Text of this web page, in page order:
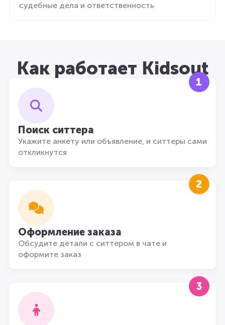
судебные дела и ответственность
Как работает Kidsout
1
Поиск ситтера
Укажите анкету или объявление, и ситтеры сами
откликнутся
2
Оформление заказа
Обсудите детали с ситтером в чате и
оформите заказ
3